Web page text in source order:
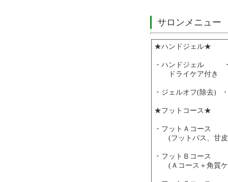
サロンメニュー
★ハンドジェル★
・ハンドジェル ･
ドライケア付き
・ジェルオフ(除去) ･
★フットコース★
・フットＡコース
(フットバス、甘皮
・フットＢコース
(Ａコース＋角質ケ